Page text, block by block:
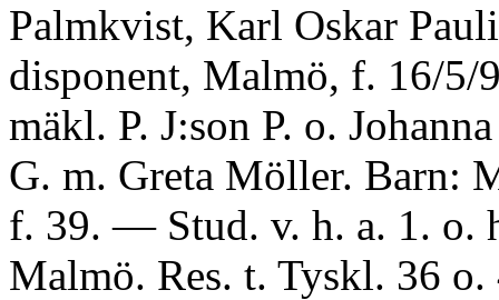
Palmkvist, Karl Oskar
disponent, Malmö, f. 16/5/
mäkl. P. J:son P. o.
G. m. Greta Möller. Barn:
f. 39. — Stud. v. h. a. 1. o.
Malmö. Res. t. Tyskl. 36 o.